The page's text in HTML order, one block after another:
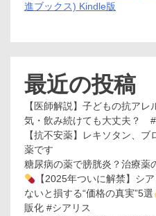
進ブックス) Kindle版
最近の投稿
【医師解説】子どもの抗ア
気・飲み続けても大丈夫？
【抗不安薬】レキソタン、
薬です
糖尿病の薬で膀胱炎？治療薬
【2025年ついに解禁】シ
ないと損する“価格の真実”5選
販化 #シアリス